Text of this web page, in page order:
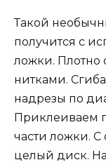
Такой
получится с
ложки. Плотно
нитками.
надрезы по
Приклеиваем
части ложки.
целый диск.